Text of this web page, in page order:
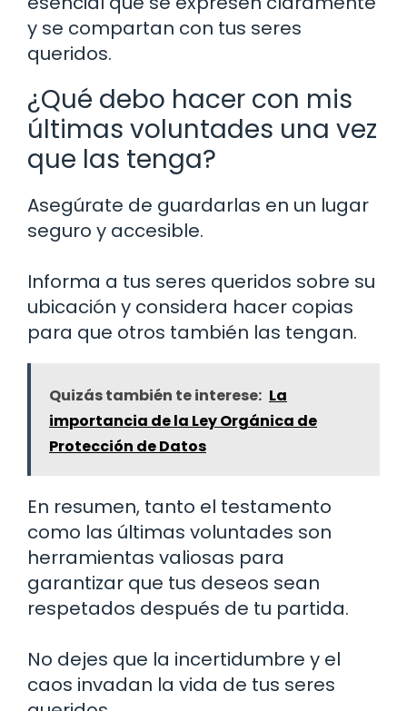
y se compartan con tus seres
queridos.
¿Qué debo hacer con mis
últimas voluntades una vez
que las tenga?
Asegúrate de guardarlas en un lugar
seguro y accesible.
Informa a tus seres queridos sobre su
ubicación y considera hacer copias
para que otros también las tengan.
Quizás también te interese: La
importancia de la Ley Orgánica de
Protección de Datos
En resumen, tanto el testamento
como las últimas voluntades son
herramientas valiosas para
garantizar que tus deseos sean
respetados después de tu partida.
No dejes que la incertidumbre y el
caos invadan la vida de tus seres